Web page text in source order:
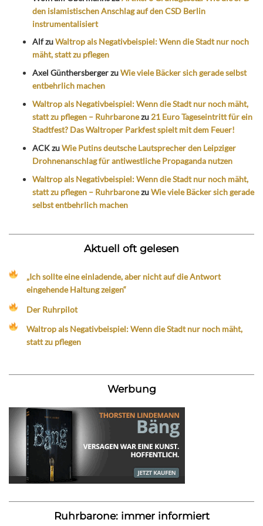
den islamistischen Anschlag auf den CSD Berlin
instrumentalisiert
AlfzuWaltrop als Negativbeispiel: Wenn die Stadt nur noch
mäht, statt zu pflegen
Axel GünthersbergerzuWie viele Bäcker sich gerade selbst
entbehrlich machen
Waltrop als Negativbeispiel: Wenn die Stadt nur noch mäht,
statt zu pflegen – Ruhrbaronezu 21 Euro Tageseintritt für ein
Stadtfest? Das Waltroper Parkfest spielt mit dem Feuer!
ACKzuWie Putins deutsche Lautsprecher den Leipziger
Drohnenanschlag für antiwestliche Propaganda nutzen
Waltrop als Negativbeispiel: Wenn die Stadt nur noch mäht,
statt zu pflegen – RuhrbaronezuWie viele Bäcker sich gerade
selbst entbehrlich machen
Aktuell oft gelesen
„Ich sollte eine einladende, aber nicht auf die Antwort
eingehende Haltung zeigen“
Der Ruhrpilot
Waltrop als Negativbeispiel: Wenn die Stadt nur noch mäht,
statt zu pflegen
Werbung
Ruhrbarone: immer informiert